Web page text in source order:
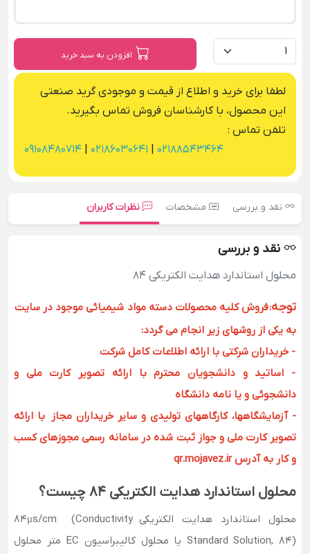
افزودن به سبد خرید
لطفا برای خرید و اطلاع از قیمت و موجودی گرید صنعتی
این محصول، با کارشناسان فروش تماس بگیرید.
تلفن تماس :
02188543464
02186030641
09108480714
نقد و بررسی مشخصات نظرات کاربران
نقد و بررسی
محلول استاندارد هدایت الکتریکی 84
توجه:فروش کلیه محصولات دسته مواد شیمیائی موجود در سایت
به یکی از روشهای زیر انجام می گردد:
- خریداران شرکتی با ارائه اطلاعات کامل شرکت
- اساتید و دانشجویان محترم با ارائه تصویر کارت ملی و
دانشجوئی و یا نامه دانشگاه
- آزمایشگاهها، کارگاههای تولیدی و سایر خریداران مجاز با ارائه
تصویر کارت ملی و جواز ثبت شده در سامانه رسمی مجوزهای کسب
و کار به آدرس qr.mojavez.ir
محلول استاندارد هدایت الکتریکی 84 چیست؟
محلول استاندارد هدایت الکتریکی 84μs/cm (Conductivity
Standard Solution, 84) یا محلول کالیبراسیون EC متر محلول